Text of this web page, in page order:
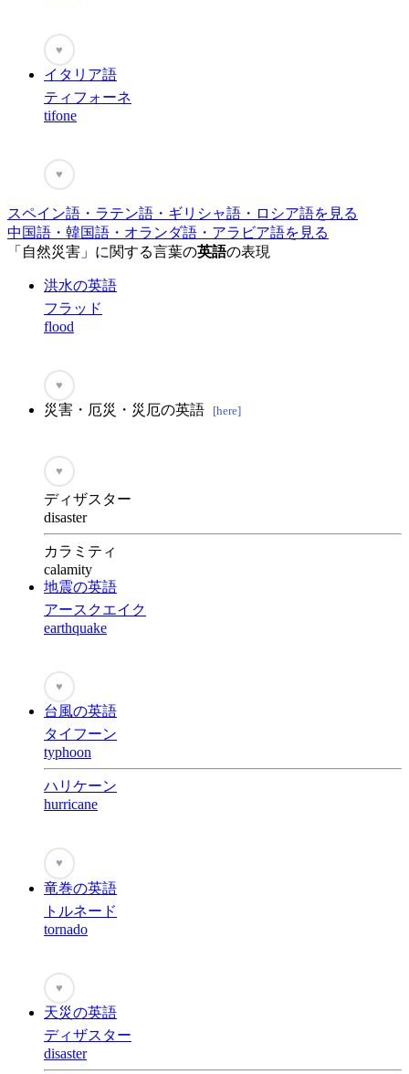
♥
イタリア語
ティフォーネ
tifone
♥
スペイン語・ラテン語・ギリシャ語・ロシア語を見る
中国語・韓国語・オランダ語・アラビア語を見る
「自然災害」に関する言葉の英語の表現
洪水の英語
フラッド
flood
♥
災害・厄災・災厄の英語 [here]
♥
ディザスター
disaster
カラミティ
calamity
地震の英語
アースクエイク
earthquake
♥
台風の英語
タイフーン
typhoon
ハリケーン
hurricane
♥
竜巻の英語
トルネード
tornado
♥
天災の英語
ディザスター
disaster